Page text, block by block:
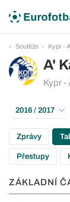
Soutěže Kypr -
A'
Kypr -
2016 / 2017
Zprávy
Přestupy
ZÁKLADNÍ